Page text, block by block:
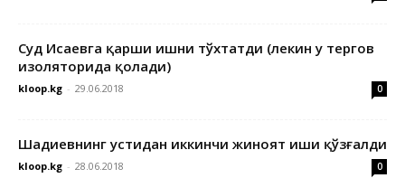
Суд Исаевга қарши ишни тўхтатди (лекин у тергов
изоляторида қолади)
kloop.kg - 29.06.2018 0
Шадиевнинг устидан иккинчи жиноят иши қўзғалди
kloop.kg - 28.06.2018 0